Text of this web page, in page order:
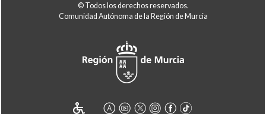
© Todos los derechos reservados.
Comunidad Autónoma de la Región de Murcia